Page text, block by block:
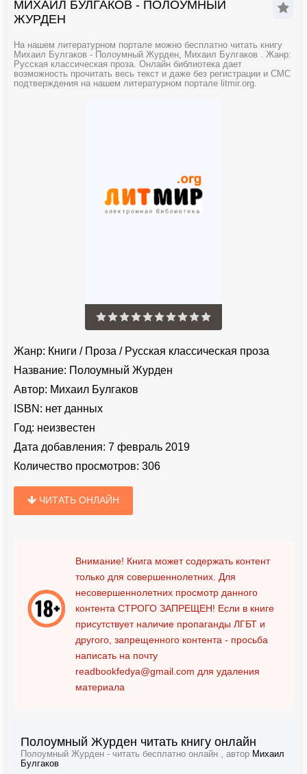
МИХАИЛ БУЛГАКОВ - ПОЛОУМНЫЙ
ЖУРДЕН
На нашем литературном портале можно бесплатно читать книгу
Михаил Булгаков - Полоумный Журден, Михаил Булгаков . Жанр:
Русская классическая проза. Онлайн библиотека дает
возможность прочитать весь текст и даже без регистрации и СМС
подтверждения на нашем литературном портале litmir.org.
Жанр: Книги / Проза / Русская классическая проза
Название: Полоумный Журден
Автор: Михаил Булгаков
ISBN: нет данных
Год: неизвестен
Дата добавления: 7 февраль 2019
Количество просмотров: 306
ЧИТАТЬ ОНЛАЙН
Внимание! Книга может содержать контент
только для совершеннолетних. Для
несовершеннолетних просмотр данного
контента СТРОГО ЗАПРЕЩЕН! Если в книге
присутствует наличие пропаганды ЛГБТ и
другого, запрещенного контента - просьба
написать на почту
readbookfedya@gmail.com для удаления
материала
Полоумный Журден читать книгу онлайн
Полоумный Журден - читать бесплатно онлайн , автор Михаил
Булгаков